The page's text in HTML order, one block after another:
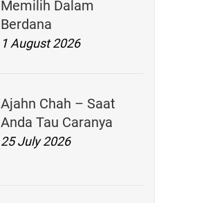
Memilih Dalam
Berdana
1 August 2026
Ajahn Chah – Saat
Anda Tau Caranya
25 July 2026